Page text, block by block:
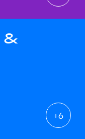
&
+6